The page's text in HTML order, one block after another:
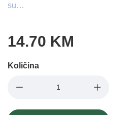
su…
14.70 KM
Količina